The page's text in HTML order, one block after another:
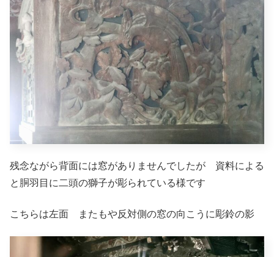
残念ながら背面には窓がありませんでしたが 資料による
と胴羽目に二頭の獅子が彫られている様です
こちらは左面 またもや反対側の窓の向こうに彫鈴の影